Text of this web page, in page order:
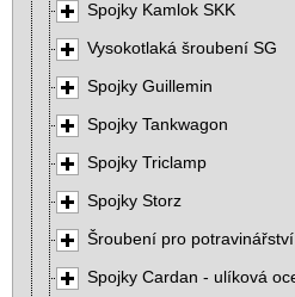
Spojky Kamlok SKK
Vysokotlaká šroubení SG
Spojky Guillemin
Spojky Tankwagon
Spojky Triclamp
Spojky Storz
Šroubení pro potravinářství
Spojky Cardan - ulíková